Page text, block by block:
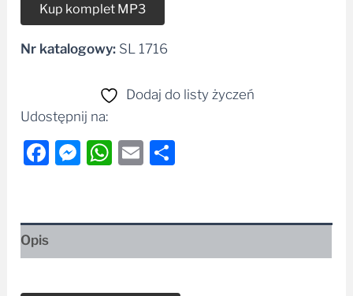
Kup komplet MP3
Nr katalogowy: SL 1716
Dodaj do listy życzeń
Udostępnij na:
Facebook
Messenger
WhatsApp
Email
Opis